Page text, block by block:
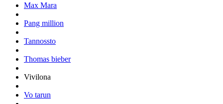
Max Mara
Pang million
Tannossto
Thomas bieber
Vivilona
Vo tarun